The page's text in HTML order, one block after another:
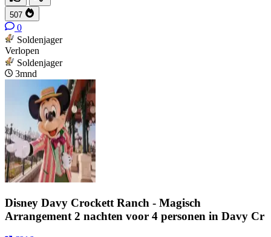
507
0
Soldenjager
Verlopen
Soldenjager
3mnd
Disney Davy Crockett Ranch - Magisch
Arrangement 2 nachten voor 4 personen in Davy Cr